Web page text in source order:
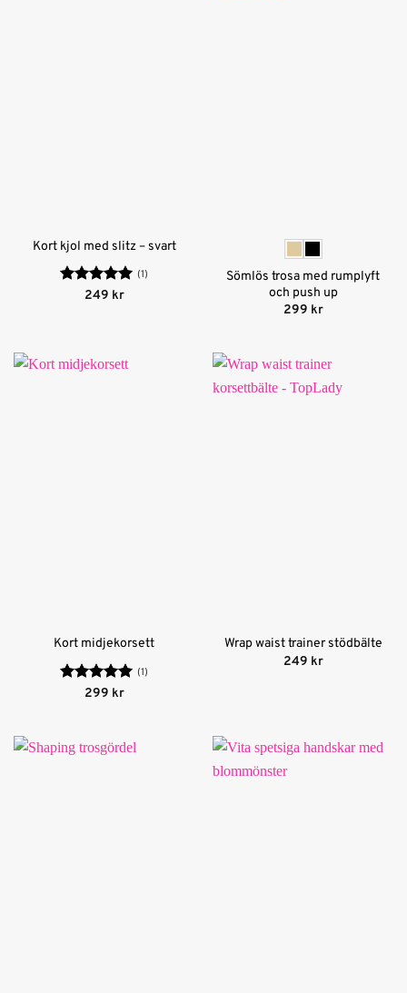
Kort kjol med slitz – svart
Betygsatt5
(1)
249 kr
Sömlös trosa med rumplyft
och push up
299 kr
Kort midjekorsett
Betygsatt5
(1)
299 kr
Wrap waist trainer stödbälte
249 kr